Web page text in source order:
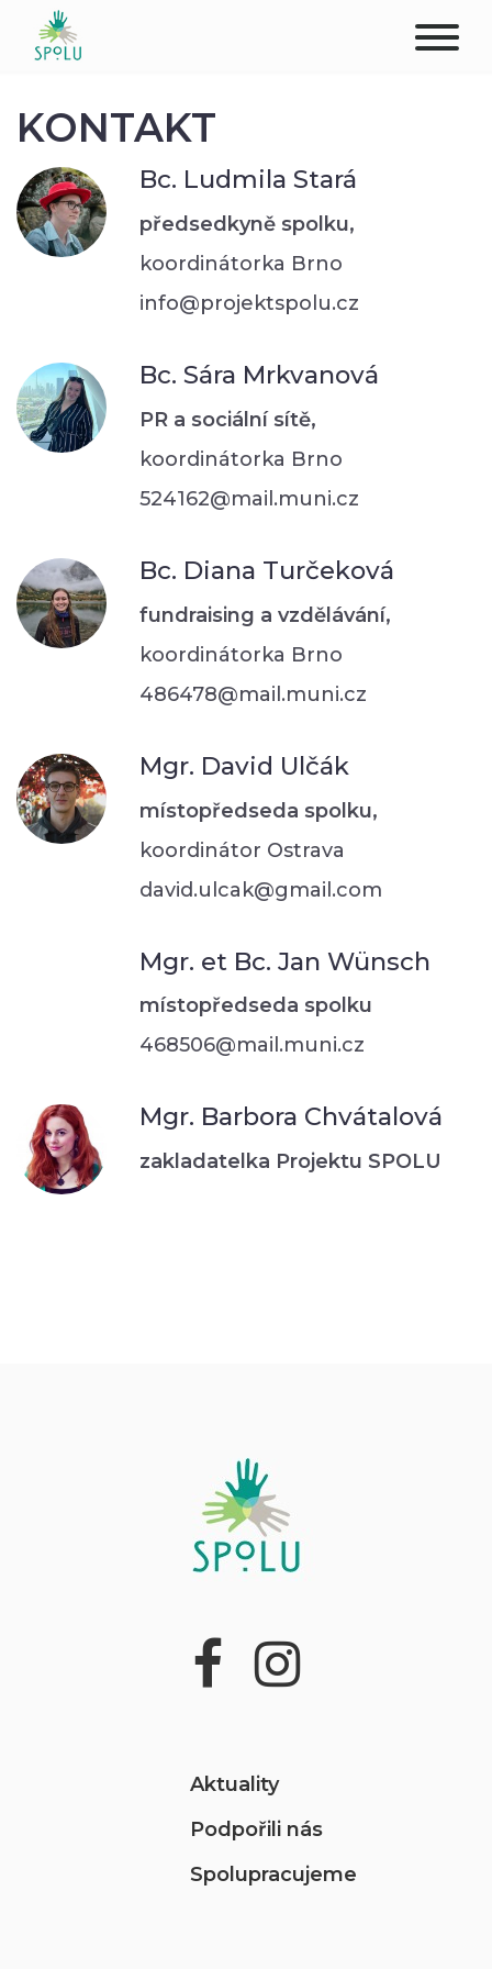
PODPOŘTE NÁS
PŮSOBIŠTĚ
PROFESIONÁLOVÉ
STUDENTI
KONTAKT
Bc. Ludmila Stará
předsedkyně spolku,
koordinátorka Brno
info@projektspolu.cz
Bc. Sára Mrkvanová
PR a sociální sítě,
koordinátorka Brno
524162@mail.muni.cz
Bc. Diana Turčeková
fundraising a vzdělávání,
koordinátorka Brno
486478@mail.muni.cz
Mgr. David Ulčák
místopředseda spolku,
koordinátor Ostrava
david.ulcak@gmail.com
Mgr. et Bc. Jan Wünsch
místopředseda spolku
468506@mail.muni.cz
Mgr. Barbora Chvátalová
zakladatelka Projektu SPOLU
Aktuality
Podpořili nás
Spolupracujeme